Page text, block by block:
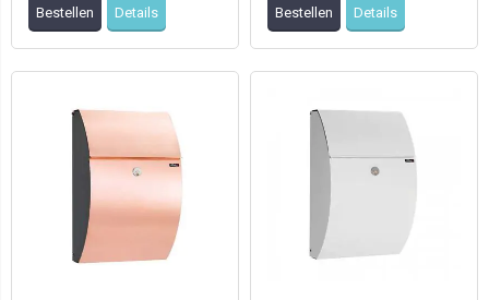
is geschik ...
Bestellen Details
is geschik ...
Bestellen Details